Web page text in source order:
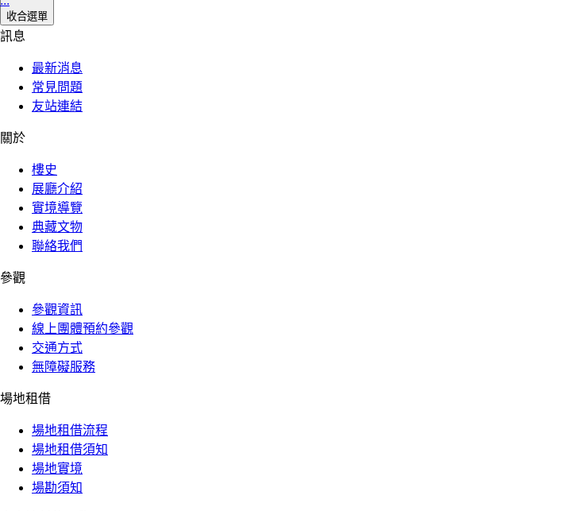
收合選單
訊息
最新消息
常見問題
友站連結
關於
樓史
展廳介紹
實境導覽
典藏文物
聯絡我們
參觀
參觀資訊
線上團體預約參觀
交通方式
無障礙服務
場地租借
場地租借流程
場地租借須知
場地實境
場勘須知